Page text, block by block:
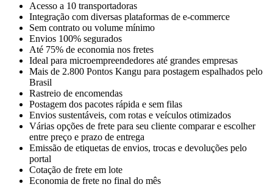
Acesso a 10 transportadoras
Integração com diversas plataformas de e-commerce
Sem contrato ou volume mínimo
Envios 100% segurados
Até 75% de economia nos fretes
Ideal para microempreendedores até grandes empresas
Mais de 2.800 Pontos Kangu para postagem espalhados pelo
Brasil
Rastreio de encomendas
Postagem dos pacotes rápida e sem filas
Envios sustentáveis, com rotas e veículos otimizados
Várias opções de frete para seu cliente comparar e escolher
entre preço e prazo de entrega
Emissão de etiquetas de envios, trocas e devoluções pelo
portal
Cotação de frete em lote
Economia de frete no final do mês